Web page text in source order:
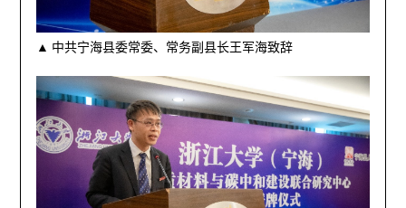
▲ 中共宁海县委常委、常务副县长王军海致辞